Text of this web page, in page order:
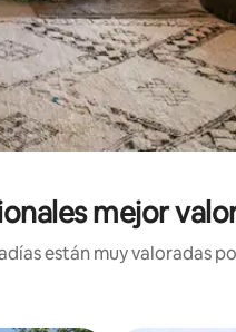
mejor
están muy valoradas